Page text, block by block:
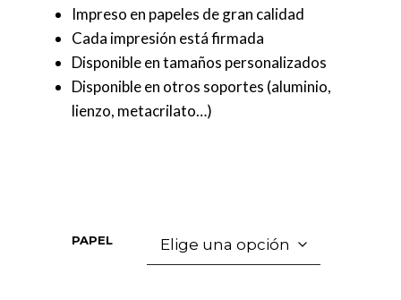
Impreso en papeles de gran calidad
Cada impresión está firmada
Disponible en tamaños personalizados
Disponible en otros soportes (aluminio,
lienzo, metacrilato…)
PAPEL